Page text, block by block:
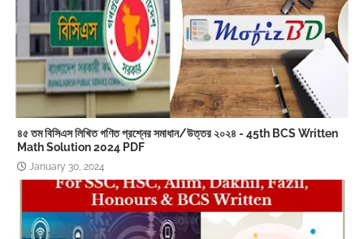
৪৫ তম বিসিএস লিখিত গণিত প্রশ্নের সমাধান/উত্তর ২০২৪ - 45th BCS Written
Math Solution 2024 PDF
January 30, 2024